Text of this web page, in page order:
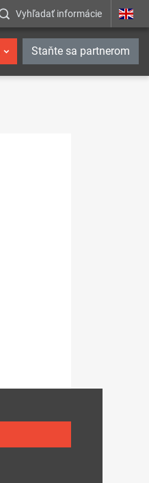
Vyhľadať informácie
Staňte sa partnerom